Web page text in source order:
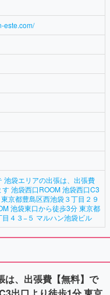
este.com/
池袋エリアの出張は、出張費
す 池袋西口ROOM 池袋西口C3
京都豊島区西池袋３丁目２９
池袋東口から徒歩3分 東京都
４３−５ マルハン池袋ビル
は、出張費【無料】で